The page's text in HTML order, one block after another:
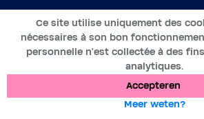
2019-2025 ©BWT by Wess Soft - Alle
GegevensbeschermingCookiesWettelijke
Accepteren
Ce site utilise uniquement des
nécessaires à son bon
personnelle n’est collectée à des
analytiques.
Meer weten?